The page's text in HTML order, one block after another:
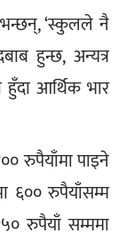
‘स्कुलले नै
हुन्छ, अन्यत्र
हुँदा आर्थिक भार
रुपैयाँमा पाइने
६०० रुपैयाँसम्म
रुपैयाँ सम्ममा